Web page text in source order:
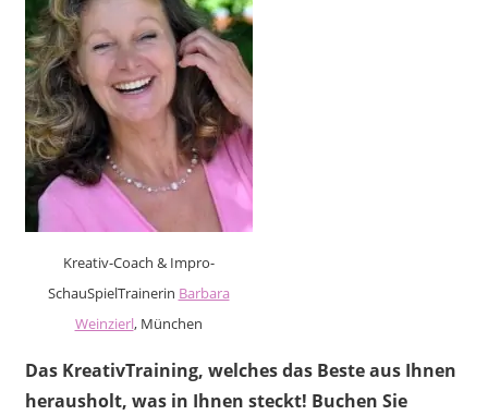
Kreativ-Coach & Impro-
SchauSpielTrainerin Barbara
Weinzierl, München
Das KreativTraining, welches das Beste aus Ihnen
herausholt, was in Ihnen steckt! Buchen Sie